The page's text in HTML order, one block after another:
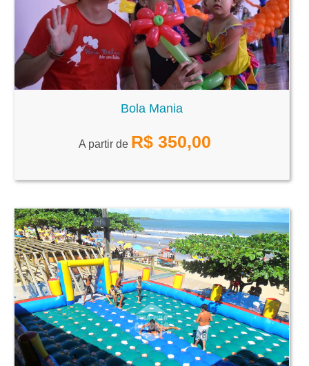
Bola Mania
A partir de R$ 350,00